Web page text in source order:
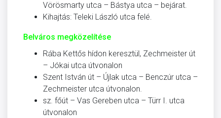
Vörösmarty utca – Bástya utca – bejárat.
Kihajtás: Teleki László utca felé.
Belváros megközelítése
Rába Kettős hídon keresztül, Zechmeister út
– Jókai utca útvonalon
Szent István út – Újlak utca – Benczúr utca –
Zechmeister utca útvonalon.
sz. főút – Vas Gereben utca – Türr I. utca
útvonalon